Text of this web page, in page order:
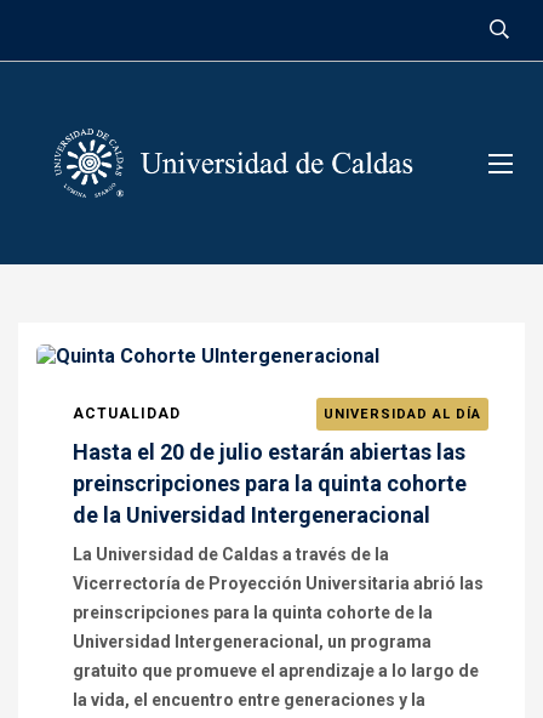
ACTUALIDAD UNIVERSIDAD AL DÍA
Hasta el 20 de julio estarán abiertas las
preinscripciones para la quinta cohorte
de la Universidad Intergeneracional
La Universidad de Caldas a través de la
Vicerrectoría de Proyección Universitaria abrió las
preinscripciones para la quinta cohorte de la
Universidad Intergeneracional, un programa
gratuito que promueve el aprendizaje a lo largo de
la vida, el encuentro entre generaciones y la